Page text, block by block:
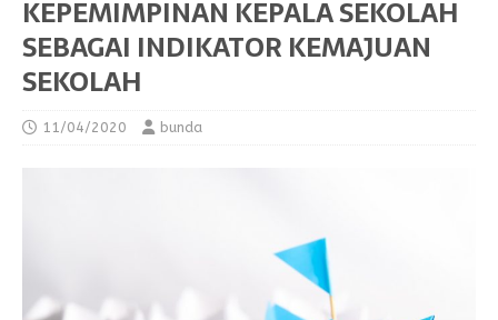
KEPEMIMPINAN KEPALA SEKOLAH
SEBAGAI INDIKATOR KEMAJUAN
SEKOLAH
11/04/2020 bunda